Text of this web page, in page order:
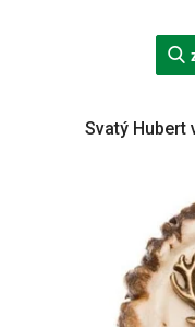
Svatý Hubert